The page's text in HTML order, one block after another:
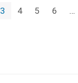
3 4 5 6 …